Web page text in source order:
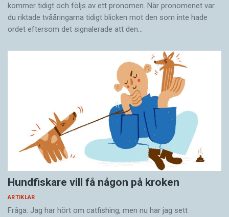
kommer tidigt och följs av ett pronomen. När pronomenet var
du riktade tvååringarna tidigt blicken mot den som inte hade
ordet eftersom det ­signalerade att den…
Hundfiskare vill få någon på kroken
ARTIKLAR
Fråga: Jag har hört om catfishing, men nu har jag sett